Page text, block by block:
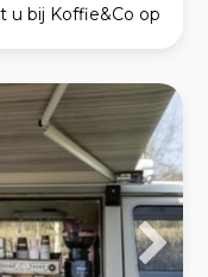
u bij Koffie&Co op